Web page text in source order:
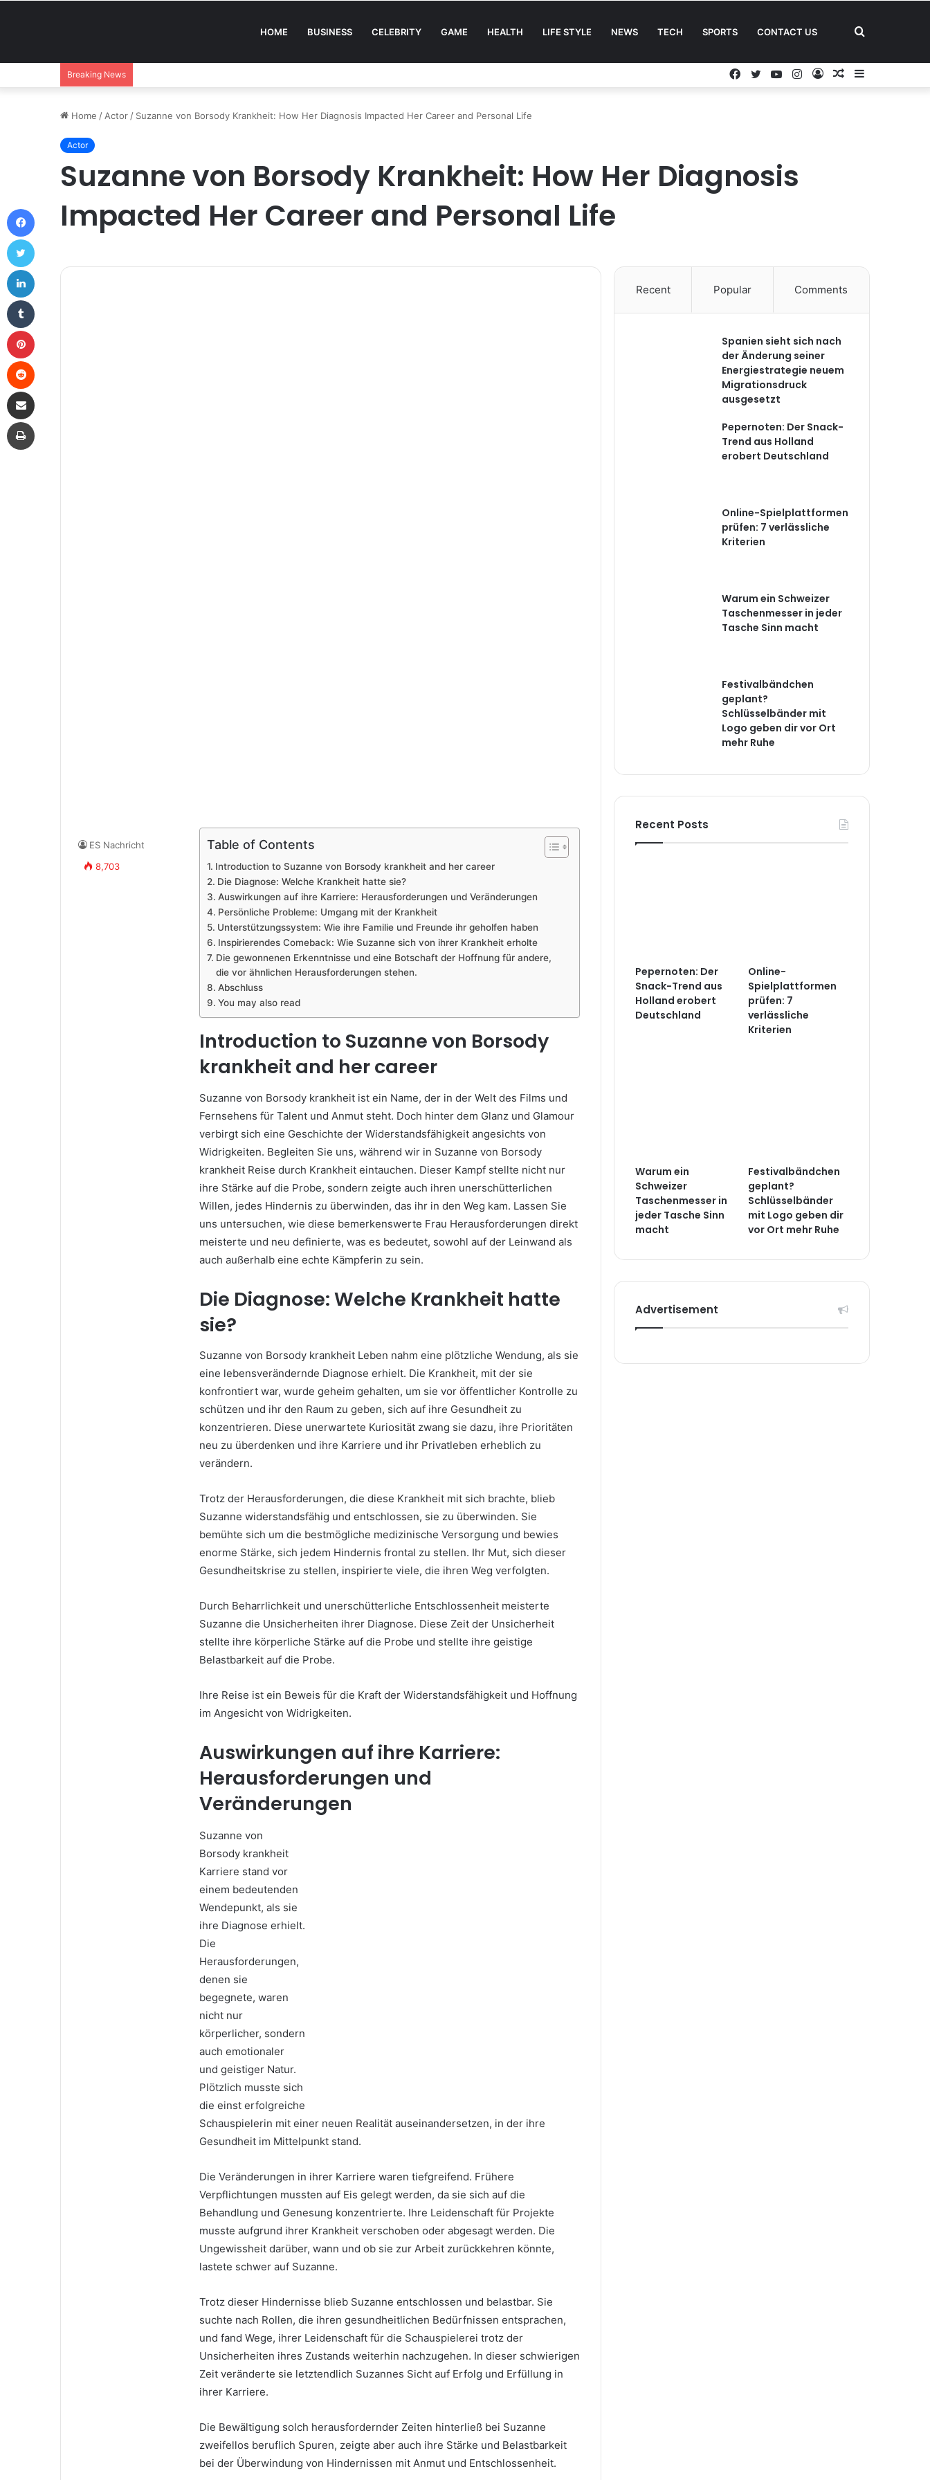
HOME BUSINESS CELEBRITY GAME HEALTH LIFE STYLE NEWS TECH SPORTS CONTACT US Search
Breaking News Sidebar
Random
Log
Instagram
YouTube
Twitter
Facebook
Home / Actor / Suzanne von Borsody Krankheit: How Her Diagnosis Impacted Her Career and Personal Life
Actor
Suzanne von Borsody Krankheit: How Her Diagnosis
Impacted Her Career and Personal Life
Table of Contents
Introduction to Suzanne von Borsody krankheit and her career
Die Diagnose: Welche Krankheit hatte sie?
Auswirkungen auf ihre Karriere: Herausforderungen und Veränderungen
Persönliche Probleme: Umgang mit der Krankheit
Unterstützungssystem: Wie ihre Familie und Freunde ihr geholfen haben
Inspirierendes Comeback: Wie Suzanne sich von ihrer Krankheit erholte
Die gewonnenen Erkenntnisse und eine Botschaft der Hoffnung für andere,
die vor ähnlichen Herausforderungen stehen.
Abschluss
You may also read
Introduction to Suzanne von Borsody
krankheit and her career
Suzanne von Borsody krankheit ist ein Name, der in der Welt des Films und
Fernsehens für Talent und Anmut steht. Doch hinter dem Glanz und Glamour
verbirgt sich eine Geschichte der Widerstandsfähigkeit angesichts von
Widrigkeiten. Begleiten Sie uns, während wir in Suzanne von Borsody
krankheit Reise durch Krankheit eintauchen. Dieser Kampf stellte nicht nur
ihre Stärke auf die Probe, sondern zeigte auch ihren unerschütterlichen
Willen, jedes Hindernis zu überwinden, das ihr in den Weg kam. Lassen Sie
uns untersuchen, wie diese bemerkenswerte Frau Herausforderungen direkt
meisterte und neu definierte, was es bedeutet, sowohl auf der Leinwand als
auch außerhalb eine echte Kämpferin zu sein.
Die Diagnose: Welche Krankheit hatte
sie?
Suzanne von Borsody krankheit Leben nahm eine plötzliche Wendung, als sie
eine lebensverändernde Diagnose erhielt. Die Krankheit, mit der sie
konfrontiert war, wurde geheim gehalten, um sie vor öffentlicher Kontrolle zu
schützen und ihr den Raum zu geben, sich auf ihre Gesundheit zu
konzentrieren. Diese unerwartete Kuriosität zwang sie dazu, ihre Prioritäten
neu zu überdenken und ihre Karriere und ihr Privatleben erheblich zu
verändern.
Trotz der Herausforderungen, die diese Krankheit mit sich brachte, blieb
Suzanne widerstandsfähig und entschlossen, sie zu überwinden. Sie
bemühte sich um die bestmögliche medizinische Versorgung und bewies
enorme Stärke, sich jedem Hindernis frontal zu stellen. Ihr Mut, sich dieser
Gesundheitskrise zu stellen, inspirierte viele, die ihren Weg verfolgten.
Durch Beharrlichkeit und unerschütterliche Entschlossenheit meisterte
Suzanne die Unsicherheiten ihrer Diagnose. Diese Zeit der Unsicherheit
stellte ihre körperliche Stärke auf die Probe und stellte ihre geistige
Belastbarkeit auf die Probe.
Ihre Reise ist ein Beweis für die Kraft der Widerstandsfähigkeit und Hoffnung
im Angesicht von Widrigkeiten.
Auswirkungen auf ihre Karriere:
Herausforderungen und
Veränderungen
Suzanne von
Borsody krankheit
Karriere stand vor
einem bedeutenden
Wendepunkt, als sie
ihre Diagnose erhielt.
Die
Herausforderungen,
denen sie
begegnete, waren
nicht nur
körperlicher, sondern
auch emotionaler
und geistiger Natur.
Plötzlich musste sich
die einst erfolgreiche
Schauspielerin mit einer neuen Realität auseinandersetzen, in der ihre
Gesundheit im Mittelpunkt stand.
Die Veränderungen in ihrer Karriere waren tiefgreifend. Frühere
Verpflichtungen mussten auf Eis gelegt werden, da sie sich auf die
Behandlung und Genesung konzentrierte. Ihre Leidenschaft für Projekte
musste aufgrund ihrer Krankheit verschoben oder abgesagt werden. Die
Ungewissheit darüber, wann und ob sie zur Arbeit zurückkehren könnte,
lastete schwer auf Suzanne.
Trotz dieser Hindernisse blieb Suzanne entschlossen und belastbar. Sie
suchte nach Rollen, die ihren gesundheitlichen Bedürfnissen entsprachen,
und fand Wege, ihrer Leidenschaft für die Schauspielerei trotz der
Unsicherheiten ihres Zustands weiterhin nachzugehen. In dieser schwierigen
Zeit veränderte sie letztendlich Suzannes Sicht auf Erfolg und Erfüllung in
ihrer Karriere.
Die Bewältigung solch herausfordernder Zeiten hinterließ bei Suzanne
zweifellos beruflich Spuren, zeigte aber auch ihre Stärke und Belastbarkeit
bei der Überwindung von Hindernissen mit Anmut und Entschlossenheit.
ES Nachricht
8,703
Recent Popular Comments
Spanien sieht sich nach
der Änderung seiner
Energiestrategie neuem
Migrationsdruck
ausgesetzt
Pepernoten: Der Snack-
Trend aus Holland
erobert Deutschland
Online-Spielplattformen
prüfen: 7 verlässliche
Kriterien
Warum ein Schweizer
Taschenmesser in jeder
Tasche Sinn macht
Festivalbändchen
geplant?
Schlüsselbänder mit
Logo geben dir vor Ort
mehr Ruhe
Recent Posts
Pepernoten: Der
Snack-Trend aus
Holland erobert
Deutschland
Online-
Spielplattformen
prüfen: 7
verlässliche
Kriterien
Warum ein
Schweizer
Taschenmesser in
jeder Tasche Sinn
macht
Festivalbändchen
geplant?
Schlüsselbänder
mit Logo geben dir
vor Ort mehr Ruhe
Advertisement
Facebook
LinkedIn